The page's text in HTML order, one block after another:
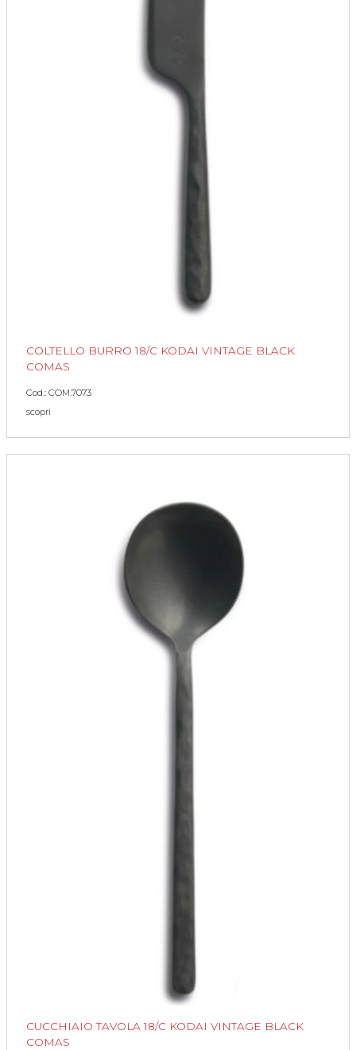
COLTELLO BURRO 18/C KODAI VINTAGE BLACK
COMAS
Cod.: COM.7073
scopri
CUCCHIAIO TAVOLA 18/C KODAI VINTAGE BLACK
COMAS